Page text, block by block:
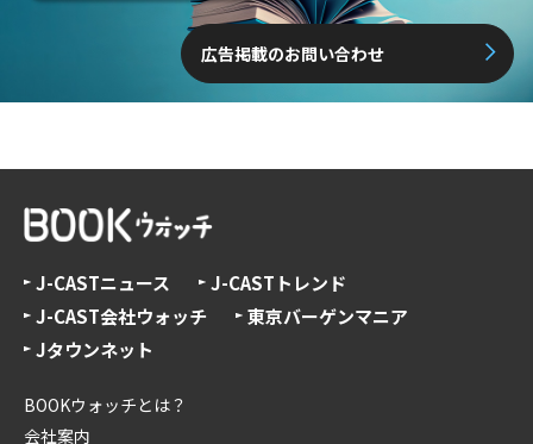
広告掲載のお問い合わせ
J-CASTニュース
J-CASTトレンド
J-CAST会社ウォッチ
東京バーゲンマニア
Jタウンネット
BOOKウォッチとは？
会社案内